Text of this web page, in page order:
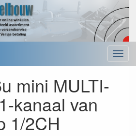
Menu
mini MULTI-
kanaal van
1/2CH